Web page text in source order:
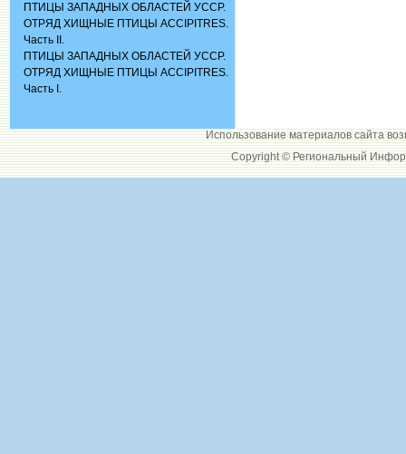
ПТИЦЫ ЗАПАДНЫХ ОБЛАСТЕЙ УССР.
ОТРЯД ХИЩНЫЕ ПТИЦЫ ACCIPITRES.
Часть II.
ПТИЦЫ ЗАПАДНЫХ ОБЛАСТЕЙ УССР.
ОТРЯД ХИЩНЫЕ ПТИЦЫ ACCIPITRES.
Часть I.
Использование материалов сайта
Copyright © Региональный